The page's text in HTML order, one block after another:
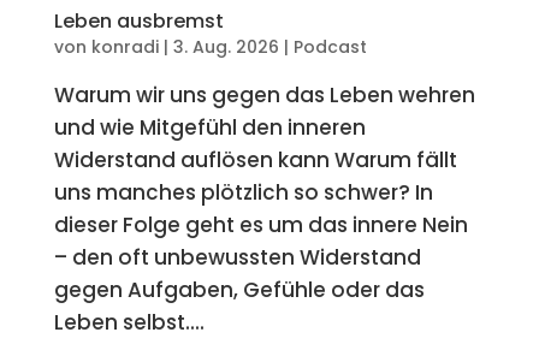
Leben ausbremst
von konradi| 3. Aug. 2026 | Podcast
Warum wir uns gegen das Leben wehren
und wie Mitgefühl den inneren
Widerstand auflösen kann Warum fällt
uns manches plötzlich so schwer? In
dieser Folge geht es um das innere Nein
– den oft unbewussten Widerstand
gegen Aufgaben, Gefühle oder das
Leben selbst....